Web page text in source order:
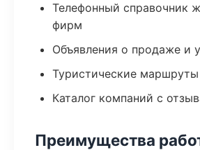
Телефонный справочник
фирм
Объявления о продаже и
Туристические
Каталог компаний с
Преимущества